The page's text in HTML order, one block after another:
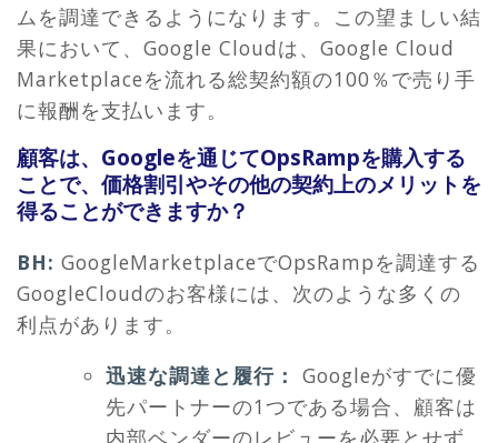
ムを調達できるようになります。この望ましい結
果において、Google Cloudは、Google Cloud
Marketplaceを流れる総契約額の100％で売り手
に報酬を支払います。
顧客は、Googleを通じてOpsRampを購入する
ことで、価格割引やその他の契約上のメリットを
得ることができますか？
BH: GoogleMarketplaceでOpsRampを調達する
GoogleCloudのお客様には、次のような多くの
利点があります。
迅速な調達と履行： Googleがすでに優
先パートナーの1つである場合、顧客は
内部ベンダーのレビューを必要とせず